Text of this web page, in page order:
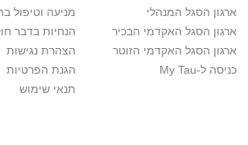
ארגון הסגל המנהלי
ארגון הסגל האקדמי הבכיר
ארגון הסגל האקדמי הזוטר
כניסה ל-My Tau
מניעה וטיפול
הנחיות בדבר
הצהרת נגישות
הגנת הפרטיות
תנאי שימוש